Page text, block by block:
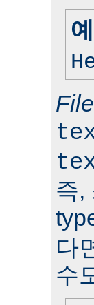
즉,
다
수